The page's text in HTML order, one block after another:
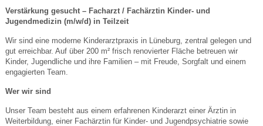
Verstärkung gesucht – Facharzt / Fachärztin Kinder- und
Jugendmedizin (m/w/d) in Teilzeit
Wir sind eine moderne Kinderarztpraxis in Lüneburg, zentral gelegen und
gut erreichbar. Auf über 200 m² frisch renovierter Fläche betreuen wir
Kinder, Jugendliche und ihre Familien – mit Freude, Sorgfalt und einem
engagierten Team.
Wer wir sind
Unser Team besteht aus einem erfahrenen Kinderarzt einer Ärztin in
Weiterbildung, einer Fachärztin für Kinder- und Jugendpsychiatrie sowie